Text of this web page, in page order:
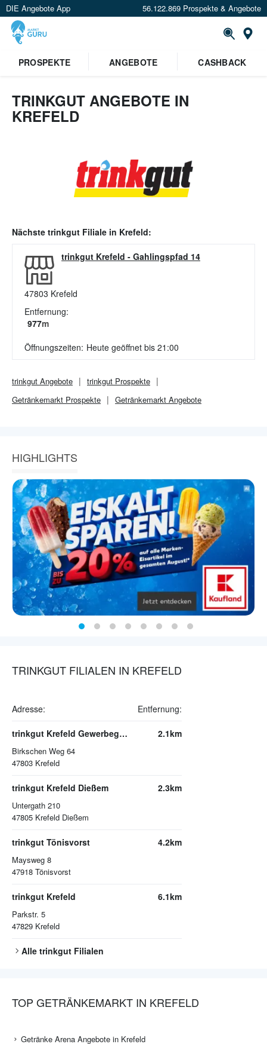
DIE Angebote App 56.122.869 Prospekte & Angebote
PROSPEKTE
ANGEBOTE CASHBACK
TRINKGUT ANGEBOTE IN
KREFELD
Nächste trinkgut Filiale in Krefeld:
trinkgut Krefeld - Gahlingspfad 14
47803 Krefeld
Entfernung:
977m
Öffnungszeiten: Heute geöffnet bis 21:00
trinkgut Angebote trinkgut Prospekte
Getränkemarkt Prospekte Getränkemarkt Angebote
HIGHLIGHTS
TRINKGUT FILIALEN IN KREFELD
Adresse: Entfernung:
trinkgut Krefeld Gewerbegebiet Mevissenstr.
Birkschen Weg 64
47803 Krefeld
2.1km
trinkgut Krefeld Dießem
Untergath 210
47805 Krefeld Dießem
2.3km
trinkgut Tönisvorst
Maysweg 8
47918 Tönisvorst
4.2km
trinkgut Krefeld
Parkstr. 5
47829 Krefeld
6.1km
Alle trinkgut Filialen
TOP GETRÄNKEMARKT IN KREFELD
Getränke Arena Angebote in Krefeld